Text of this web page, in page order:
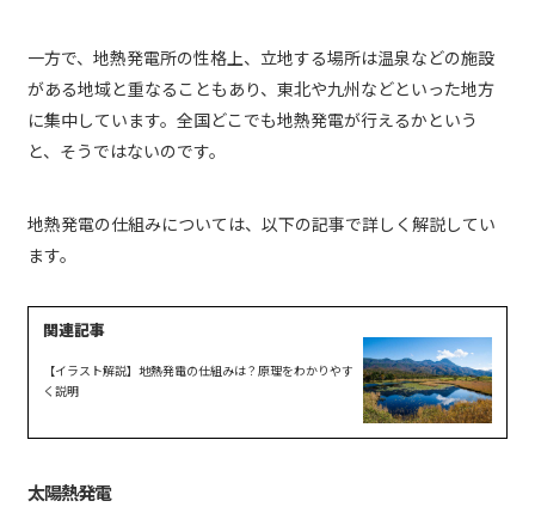
一方で、地熱発電所の性格上、立地する場所は温泉などの施設
がある地域と重なることもあり、東北や九州などといった地方
に集中しています。全国どこでも地熱発電が行えるかという
と、そうではないのです。
地熱発電の仕組みについては、以下の記事で詳しく解説してい
ます。
【イラスト解説】地熱発電の仕組みは？原理をわかりやす
く説明
太陽熱発電